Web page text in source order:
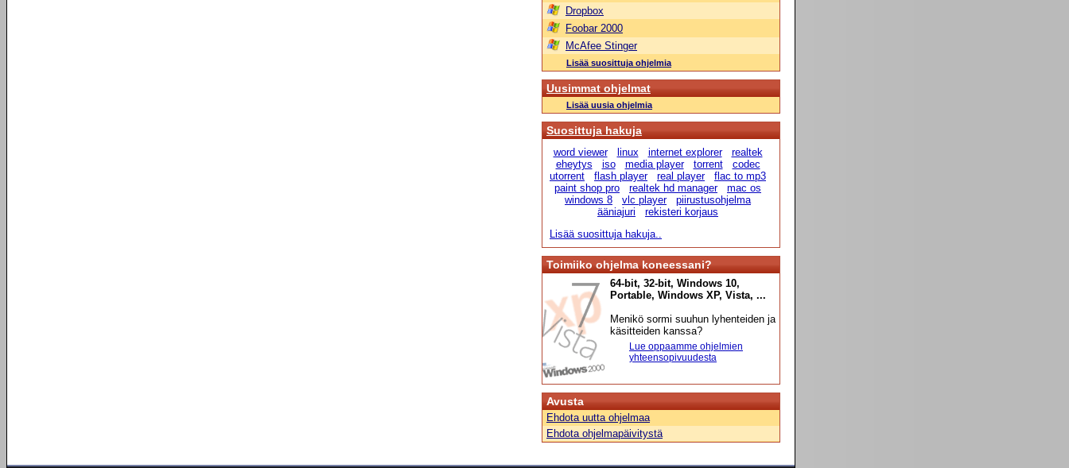
Dropbox
Foobar 2000
McAfee Stinger
Lisää suosittuja ohjelmia
Uusimmat ohjelmat
Lisää uusia ohjelmia
Suosittuja hakuja
word viewer linux internet explorer
realtek
eheytys
iso media player torrent
codec
utorrent
flash player real player
flac to mp3
paint shop pro
realtek hd manager
mac os
windows 8
vlc player
piirustusohjelma
ääniajuri
rekisteri korjaus
Lisää suosittuja hakuja..
Toimiiko ohjelma koneessani?
64-bit, 32-bit, Windows 10,
Portable, Windows XP, Vista, ...
Menikö sormi suuhun lyhenteiden ja
käsitteiden kanssa?
Lue oppaamme ohjelmien
yhteensopivuudesta
Avusta
Ehdota uutta ohjelmaa
Ehdota ohjelmapäivitystä